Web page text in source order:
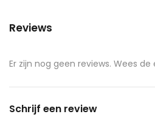
Reviews
Er zijn nog geen reviews. Wees de
Schrijf een review